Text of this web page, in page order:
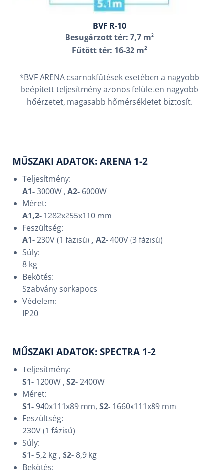
BVF R-10
Besugárzott tér: 7,7 m²
Fűtött tér: 16-32 m²
*BVF ARENA csarnokfűtések esetében a nagyobb
beépített teljesítmény azonos felületen nagyobb
hőérzetet, magasabb hőmérsékletet biztosít.
MŰSZAKI ADATOK: ARENA 1-2
Teljesítmény:
A1-3000W , A2-6000W
Méret:
A1,2-1282x255x110 mm
Feszültség:
A1-230V (1 fázisú) , A2-400V (3 fázisú)
Súly:
8 kg
Bekötés:
Szabvány sorkapocs
Védelem:
IP20
MŰSZAKI ADATOK: SPECTRA 1-2
Teljesítmény:
S1-1200W , S2-2400W
Méret:
S1-940x111x89 mm, S2-1660x111x89 mm
Feszültség:
230V (1 fázisú)
Súly:
S1-5,2 kg , S2-8,9 kg
Bekötés: